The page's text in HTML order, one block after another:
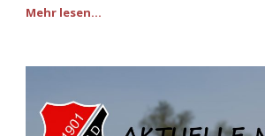
Mehr lesen...